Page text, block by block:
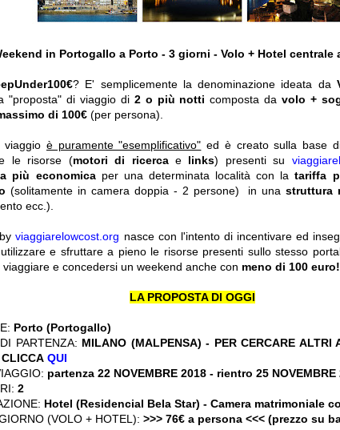
in Portogallo a Porto - 3 giorni - Volo + Hotel centrale
? E' semplicemente la denominazione ideata da
"proposta" di viaggio di 2 o più notticomposta davolo +
di 100€ (per persona).
viaggio è puramente "esemplificativo" ed è creato sulla base
le risorse (motori di ricerca e links) presenti su
più economicaper una determinata località con latariffa
(solitamente in camera doppia - 2 persone) in unastruttura
ecc.).
byviaggiarelowcost.org nasce con l'intento di incentivare ed
e sfruttare a pieno le risorse presenti sullo stesso
e concedersi un weekend anche con meno di 100 euro!
LA PROPOSTA DI OGGI
Porto (Portogallo)
PARTENZA: MILANO (MALPENSA) - PER CERCARE ALTRI
CLICCA QUI
partenza 22 NOVEMBRE 2018 - rientro 25 NOVEMBRE
2
Hotel (Residencial Bela Star) - Camera matrimoniale
(VOLO + HOTEL): >>> 76€ a persona <<< (prezzo su